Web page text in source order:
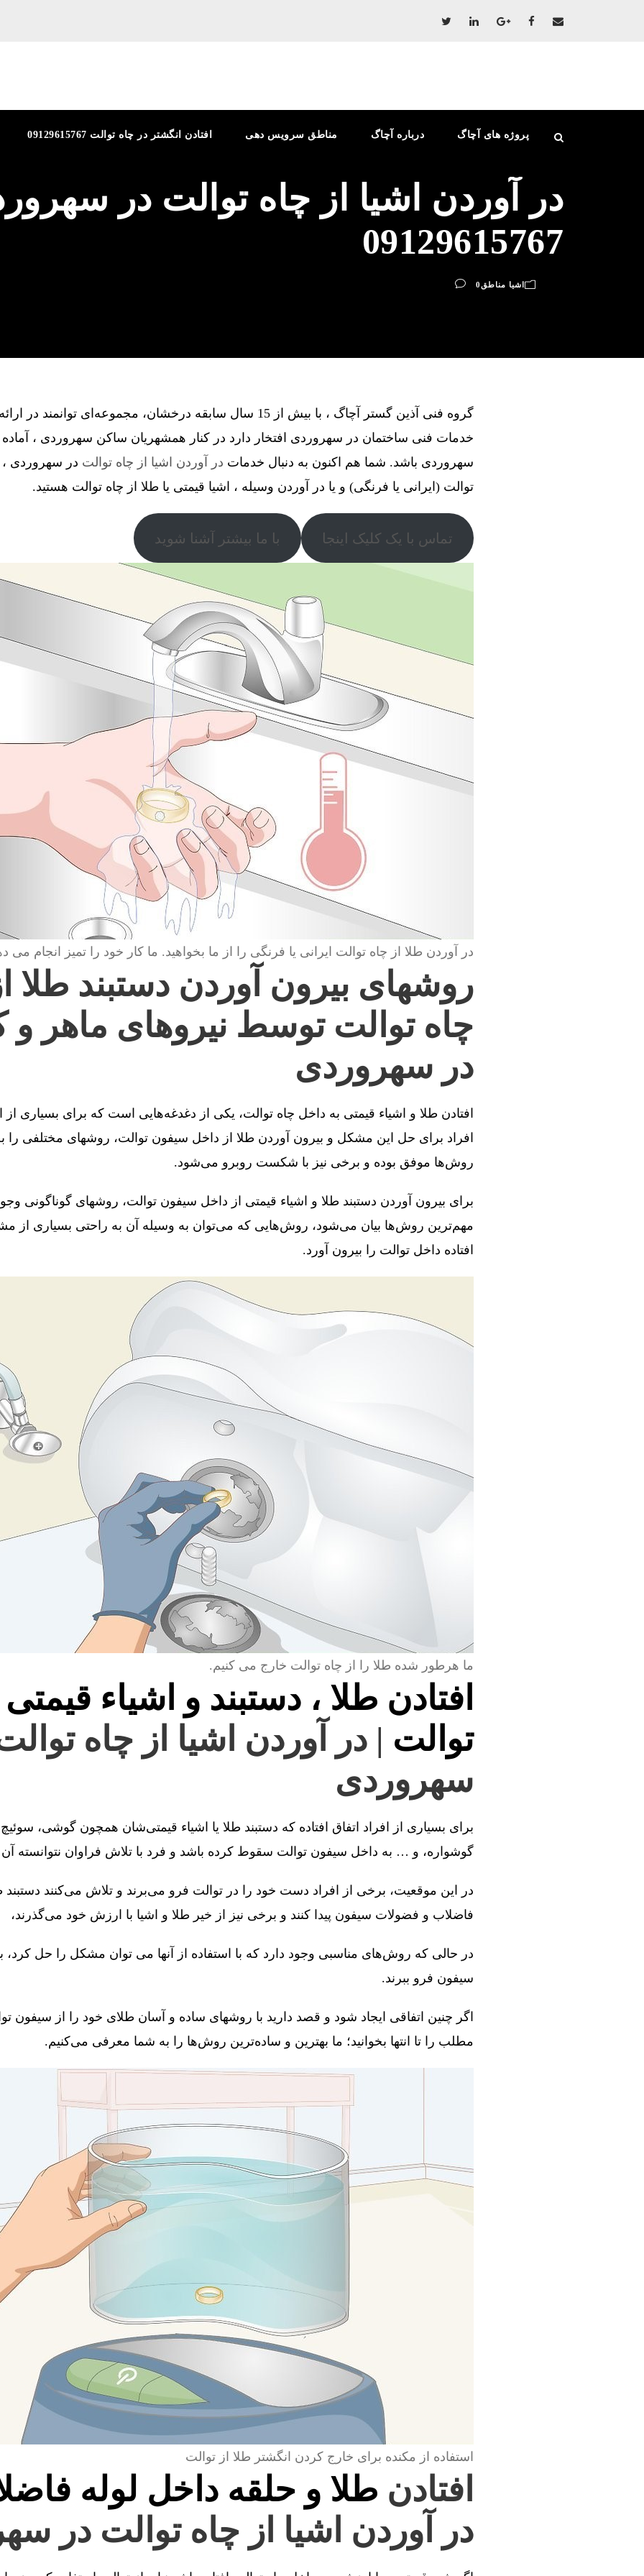
افتادن انگشتر در چاه توالت 09129615767 مناطق سرویس دهی درباره آچاگ پروژه های آچاگ
در آوردن اشیا از چاه توالت در
09129615767
اشیا مناطق 0
گروه فنی آذین گستر آچاگ ، با بیش از 15 سال سابقه درخشان، مجموعه‌ای
خدمات فنی ساختمان در سهروردی افتخار دارد در کنار همشهریان ساکن سهروردی ،
سهروردی باشد. شما هم اکنون به دنبال خدمات در آوردن اشیا از چاه توالت در سهروردی ،
توالت (ایرانی یا فرنگی) و یا در آوردن وسیله ، اشیا قیمتی یا طلا از چاه توالت هستید.
تماس با یک کلیک اینجا با ما بیشتر آشنا شوید
در آوردن طلا از چاه توالت ایرانی یا فرنگی را از ما بخواهید. ما کار خود را تمیز انجام می
روشهای بیرون آوردن دستبند طلا
چاه توالت توسط نیروهای ماهر و
در سهروردی
افتادن طلا و اشیاء قیمتی به داخل چاه توالت، یکی از دغدغه‌هایی است که برای بسیاری
افراد برای حل این مشکل و بیرون آوردن طلا از داخل سیفون توالت، روشهای مختلفی را
روش‌ها موفق بوده و برخی نیز با شکست روبرو می‌شود.
برای بیرون آوردن دستبند طلا و اشیاء قیمتی از داخل سیفون توالت، روشهای گوناگونی
مهم‌ترین روش‌ها بیان می‌شود، روش‌هایی که می‌توان به وسیله آن به راحتی بسیاری از
افتاده داخل توالت را بیرون آورد.
ما هرطور شده طلا را از چاه توالت خارج می کنیم.
افتادن طلا ، دستبند و اشیاء
توالت | در آوردن اشیا از چاه
سهروردی
برای بسیاری از افراد اتفاق افتاده که دستبند طلا یا اشیاء قیمتی‌شان همچون گوشی،
گوشواره، و … به داخل سیفون توالت سقوط کرده باشد و فرد با تلاش فراوان نتوانسته آن
در این موقعیت، برخی از افراد دست خود را در توالت فرو می‌برند و تلاش می‌کنند دستبند
فاضلاب و فضولات سیفون پیدا کنند و برخی نیز از خیر طلا و اشیا با ارزش خود می‌گذرند،
در حالی که روش‌های مناسبی وجود دارد که با استفاده از آنها می توان مشکل را حل
سیفون فرو ببرند.
اگر چنین اتفاقی ایجاد شود و قصد دارید با روشهای ساده و آسان طلای خود را از سیفون
مطلب را تا انتها بخوانید؛ ما بهترین و ساده‌ترین روش‌ها را به شما معرفی می‌کنیم.
استفاده از مکنده برای خارج کردن انگشتر طلا از توالت
افتادن طلا و حلقه داخل لوله
در آوردن اشیا از چاه توالت در